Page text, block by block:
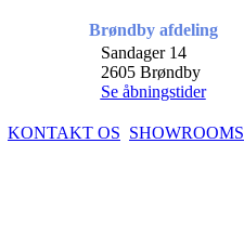
Brøndby afdeling
Sandager 14
2605 Brøndby
Se åbningstider
KONTAKT OS SHOWROOMS